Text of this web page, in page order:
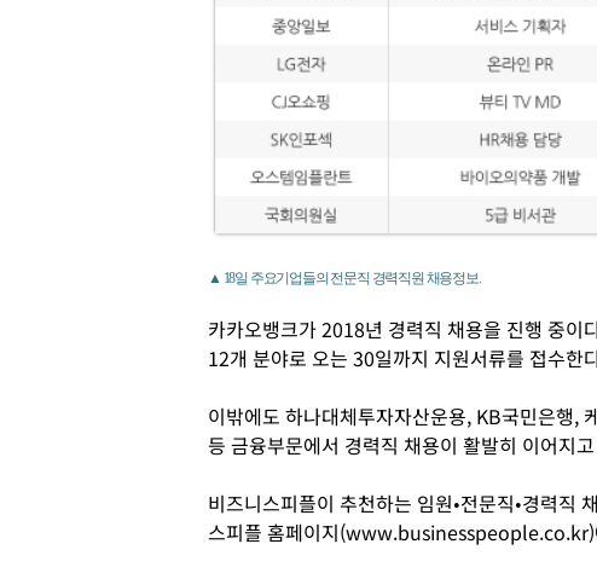
▲ 18일 주요기업들의 전문직 경력직원 채용정보.
카카오뱅크가 2018년 경력직 채용을 진행 중이
12개 분야로 오는 30일까지 지원서류를 접수한
이밖에도 하나대체투자자산운용, KB국민은행,
등 금융부문에서 경력직 채용이 활발히 이어지
비즈니스피플이 추천하는 임원•전문직•경력직
스피플 홈페이지(www.businesspeople.co.kr)